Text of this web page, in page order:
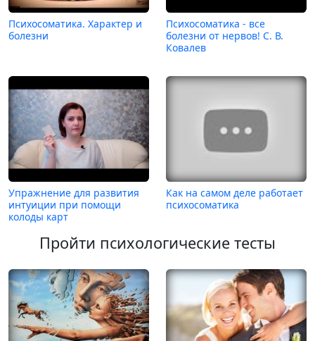
Психосоматика. Характер и
болезни
Психосоматика - все
болезни от нервов! С. В.
Ковалев
Упражнение для развития
интуиции при помощи
колоды карт
Как на самом деле работает
психосоматика
Пройти психологические тесты